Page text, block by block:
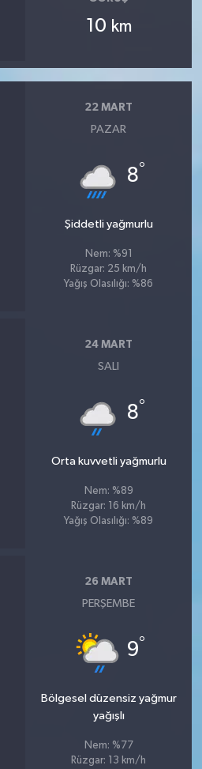
10 km
22 MART
PAZAR
8°
Şiddetli yağmurlu
Nem: %91
Rüzgar: 25 km/h
Yağış Olasılığı: %86
24 MART
SALI
8°
Orta kuvvetli yağmurlu
Nem: %89
Rüzgar: 16 km/h
Yağış Olasılığı: %89
26 MART
PERŞEMBE
9°
Bölgesel düzensiz yağmur
yağışlı
Nem: %77
Rüzgar: 13 km/h